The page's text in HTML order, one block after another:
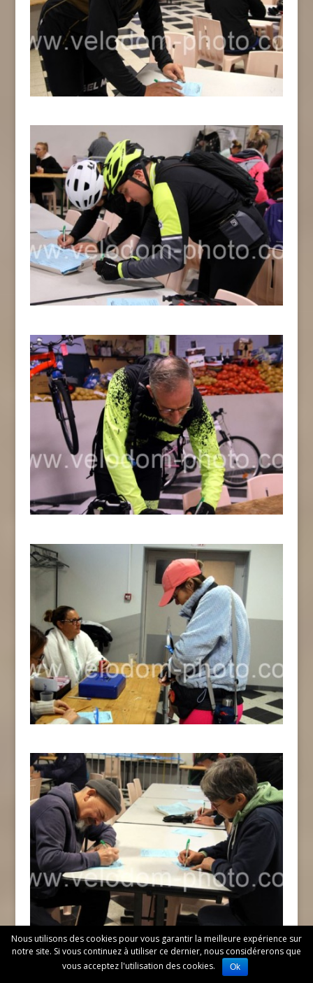
Nous utilisons des cookies pour vous garantir la meilleure expérience sur
notre site. Si vous continuez à utiliser ce dernier, nous considérerons que
vous acceptez l'utilisation des cookies.
Ok